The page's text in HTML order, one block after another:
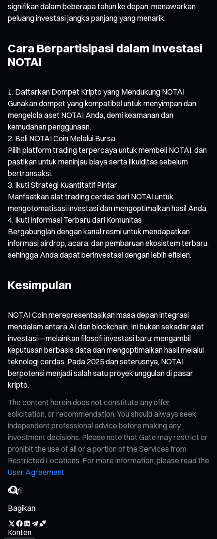
signifikan dalam beberapa tahun ke depan, menawarkan
peluang investasi jangka panjang yang menarik.
Cara Berpartisipasi dalam Investasi
NOTAI
Daftarkan Dompet Kripto yang Mendukung NOTAI
Gunakan dompet yang kompatibel untuk menyimpan dan
mengelola aset NOTAI Anda, demi keamanan dan
kemudahan penggunaan.
Beli NOTAI Coin Melalui Bursa
Pilih platform trading terpercaya untuk membeli NOTAI, dan
pastikan untuk meninjau biaya serta likuiditas sebelum
bertransaksi.
Ikuti Strategi Kuantitatif Pintar
Manfaatkan alat trading cerdas dari NOTAI untuk
mengotomatisasi investasi dan mengoptimalkan hasil Anda.
Ikuti Informasi Terbaru dari Komunitas
Bergabunglah dengan kanal resmi untuk mendapatkan
informasi airdrop, acara, dan pembaruan ekosistem terbaru,
sehingga Anda dapat berinvestasi dengan lebih efisien.
Kesimpulan
NOTAI Coin merepresentasikan masa depan integrasi
mendalam antara AI dan blockchain. Ini bukan sekadar alat
investasi—melainkan filosofi investasi baru: mengambil
keputusan berbasis data dan mengoptimalkan hasil melalui
teknologi cerdas. Pada 2025 dan seterusnya, NOTAI
berpotensi menjadi salah satu proyek unggulan di pasar
kripto.
The content herein does not constitute any offer,
solicitation, or recommendation. You should always seek
independent professional advice before making any
investment decisions. Please note that Gate may restrict or
prohibit the use of all or a portion of the Services from
Restricted Locations. For more information, please read the
User Agreement
Bagikan
Konten